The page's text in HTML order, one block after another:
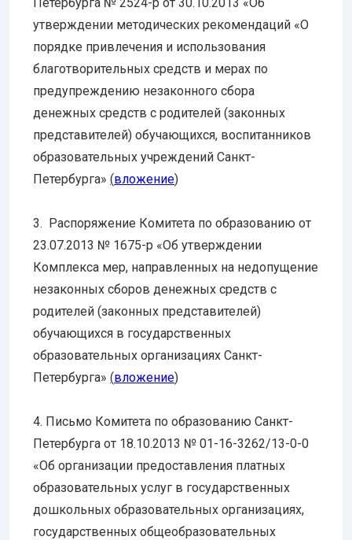
утверждении методических рекомендаций «О
порядке привлечения и использования
благотворительных средств и мерах по
предупреждению незаконного сбора
денежных средств с родителей (законных
представителей) обучающихся, воспитанников
образовательных учреждений Санкт-
Петербурга» (вложение)
3. Распоряжение Комитета по образованию от
23.07.2013 № 1675-р «Об утверждении
Комплекса мер, направленных на недопущение
незаконных сборов денежных средств с
родителей (законных представителей)
обучающихся в государственных
образовательных организациях Санкт-
Петербурга» (вложение)
4. Письмо Комитета по образованию Санкт-
Петербурга от 18.10.2013 № 01-16-3262/13-0-0
«Об организации предоставления платных
образовательных услуг в государственных
дошкольных образовательных организациях,
государственных общеобразовательных